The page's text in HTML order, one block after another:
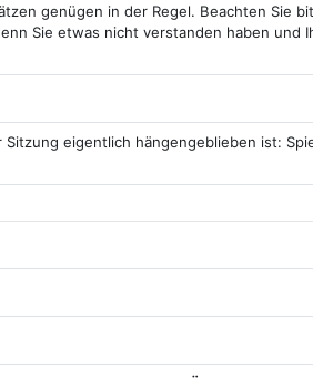
genügen in der Regel. Beachten Sie
Sie etwas nicht verstanden haben
eigentlich hängengeblieben ist: